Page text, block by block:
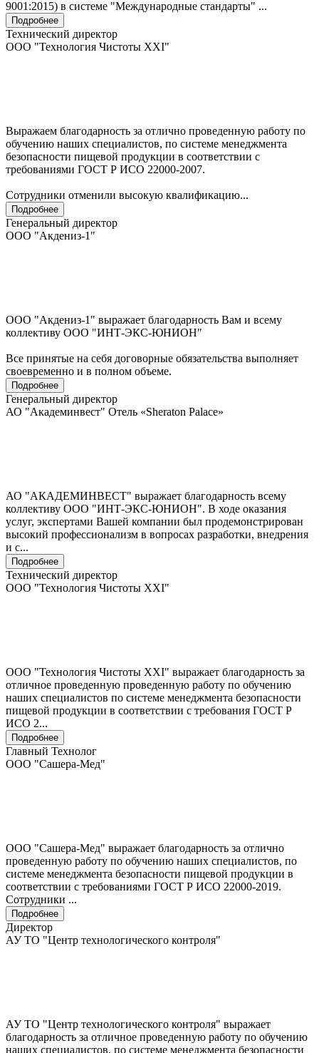
9001:2015) в системе "Международные стандарты" ...
Подробнее
Технический директор
ООО "Технология Чистоты XXI"
Выражаем благодарность за отлично проведенную работу по
обучению наших специалистов, по системе менеджмента
безопасности пищевой продукции в соответствии с
требованиями ГОСТ Р ИСО 22000-2007.
Сотрудники отменили высокую квалификацию...
Подробнее
Генеральный директор
ООО "Акдениз-1"
ООО "Акдениз-1" выражает благодарность Вам и всему
коллективу ООО "ИНТ-ЭКС-ЮНИОН"
Все принятые на себя договорные обязательства выполняет
своевременно и в полном объеме.
Подробнее
Генеральный директор
АО "Академинвест" Отель «Sheraton Palace»
АО "АКАДЕМИНВЕСТ" выражает благодарность всему
коллективу ООО "ИНТ-ЭКС-ЮНИОН". В ходе оказания
услуг, экспертами Вашей компании был продемонстрирован
высокий профессионализм в вопросах разработки, внедрения
и с...
Подробнее
Технический директор
ООО "Технология Чистоты XXI"
ООО "Технология Чистоты XXI" выражает благодарность за
отличное проведенную проведенную работу по обучению
наших специалистов по системе менеджмента безопасности
пищевой продукции в соответствии с требования ГОСТ Р
ИСО 2...
Подробнее
Главный Технолог
ООО "Сашера-Мед"
ООО "Сашера-Мед" выражает благодарность за отлично
проведенную работу по обучению наших специалистов, по
системе менеджмента безопасности пищевой продукции в
соответствии с требованиями ГОСТ Р ИСО 22000-2019.
Сотрудники ...
Подробнее
Директор
АУ ТО "Центр технологического контроля"
АУ ТО "Центр технологического контроля" выражает
благодарность за отличное проведенную работу по обучению
наших специалистов, по системе менеджмента безопасности